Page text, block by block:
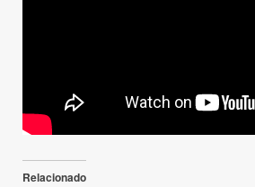
Relacionado